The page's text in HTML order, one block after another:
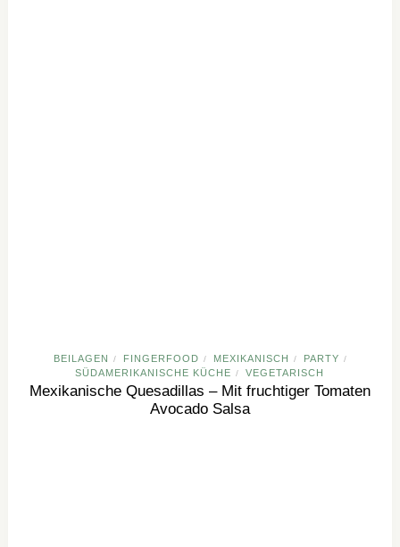
BEILAGEN / FINGERFOOD / MEXIKANISCH / PARTY /
SÜDAMERIKANISCHE KÜCHE / VEGETARISCH
Mexikanische Quesadillas – Mit fruchtiger Tomaten
Avocado Salsa